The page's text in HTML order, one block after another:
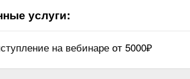
услуги:
на вебинаре от 5000₽